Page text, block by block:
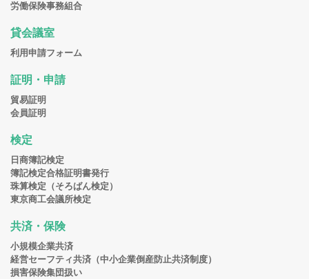
労働保険事務組合
貸会議室
利用申請フォーム
証明・申請
貿易証明
会員証明
検定
日商簿記検定
簿記検定合格証明書発行
珠算検定（そろばん検定）
東京商工会議所検定
共済・保険
小規模企業共済
経営セーフティ共済（中小企業倒産防止共済制度）
損害保険集団扱い